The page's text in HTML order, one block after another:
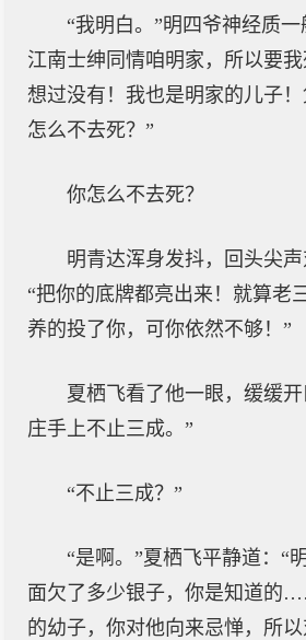
“我明白。”明四爷神经质
江南士绅同情咱明家，所以要
想过没有！我也是明家的儿子
怎么不去死？”
你怎么不去死？
明青达浑身发抖，回头尖声
“把你的底牌都亮出来！就算老
养的投了你，可你依然不够！”
夏栖飞看了他一眼，缓缓
庄手上不止三成。”
“不止三成？”
“是啊。”夏栖飞平静道：“
面欠了多少银子，你是知道的
的幼子，你对他向来忌惮，所